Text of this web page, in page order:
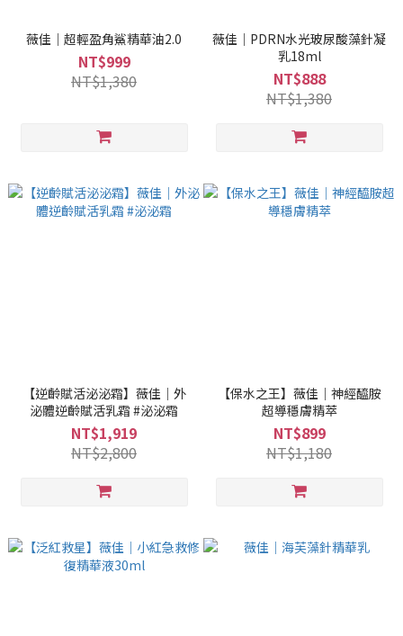
薇佳｜超輕盈角鯊精華油2.0
NT$999
NT$1,380
薇佳｜PDRN水光玻尿酸藻針凝
乳18ml
NT$888
NT$1,380
【逆齡賦活泌泌霜】薇佳｜外
泌體逆齡賦活乳霜 #泌泌霜
NT$1,919
NT$2,800
【保水之王】薇佳｜神經醯胺
超導穩膚精萃
NT$899
NT$1,180